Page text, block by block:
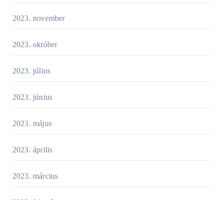
2023. november
2023. október
2023. július
2023. június
2023. május
2023. április
2023. március